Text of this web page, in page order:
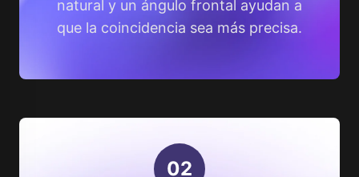
natural y un ángulo frontal ayudan a
que la coincidencia sea más precisa.
02